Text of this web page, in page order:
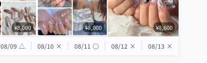
¥8,000 ¥8,000 ¥8,600
08/09 △ 08/10 × 08/11 ◯ 08/12 × 08/13 ×